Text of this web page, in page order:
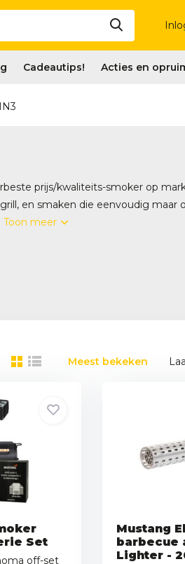
Cadeautips! Acties en
prijs/kwaliteits-smoker op
en smaken die eenvoudig maar
Toon meer
Meest bekeken
Set
off-set
Mustang
barbecue
Lighter -